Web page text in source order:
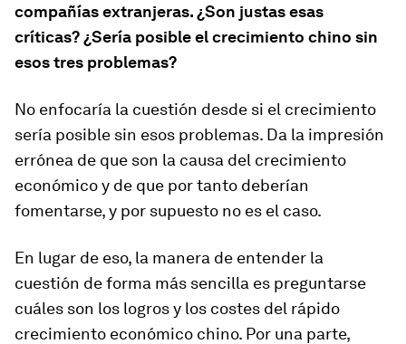
compañías extranjeras. ¿Son justas esas
críticas? ¿Sería posible el crecimiento chino sin
esos tres problemas?
No enfocaría la cuestión desde si el crecimiento
sería posible sin esos problemas. Da la impresión
errónea de que son la causa del crecimiento
económico y de que por tanto deberían
fomentarse, y por supuesto no es el caso.
En lugar de eso, la manera de entender la
cuestión de forma más sencilla es preguntarse
cuáles son los logros y los costes del rápido
crecimiento económico chino. Por una parte,